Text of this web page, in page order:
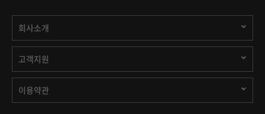
회사소개
고객지원
이용약관